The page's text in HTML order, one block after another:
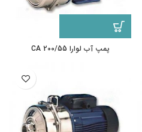
پمپ آب لوارا CA 200/55